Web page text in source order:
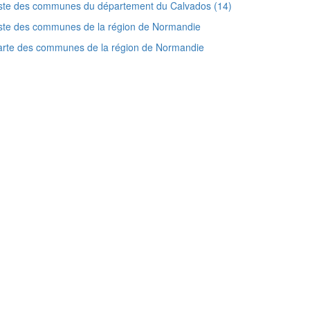
des communes du département du Calvados (14)
des communes de la région de Normandie
des communes de la région de Normandie